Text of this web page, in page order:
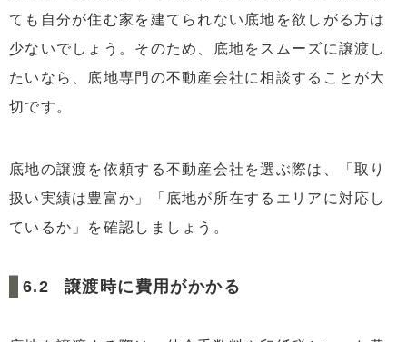
ても自分が住む家を建てられない底地を欲しがる方は
少ないでしょう。そのため、底地をスムーズに譲渡し
たいなら、底地専門の不動産会社に相談することが大
切です。
底地の譲渡を依頼する不動産会社を選ぶ際は、「取り
扱い実績は豊富か」「底地が所在するエリアに対応し
ているか」を確認しましょう。
譲渡時に費用がかかる